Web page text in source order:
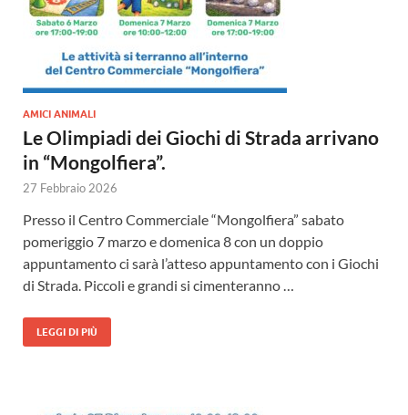
AMICI ANIMALI
Le Olimpiadi dei Giochi di Strada arrivano
in “Mongolfiera”.
27 Febbraio 2026
Presso il Centro Commerciale “Mongolfiera” sabato
pomeriggio 7 marzo e domenica 8 con un doppio
appuntamento ci sarà l’atteso appuntamento con i Giochi
di Strada. Piccoli e grandi si cimenteranno …
LEGGI DI PIÙ